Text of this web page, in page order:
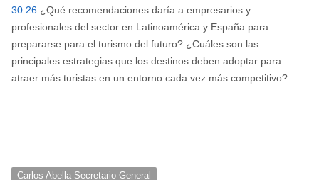
30:26¿Qué recomendaciones daría a empresarios y
profesionales del sector en Latinoamérica y España para
prepararse para el turismo del futuro? ¿Cuáles son las
principales estrategias que los destinos deben adoptar para
atraer más turistas en un entorno cada vez más competitivo?
Carlos Abella Secretario General